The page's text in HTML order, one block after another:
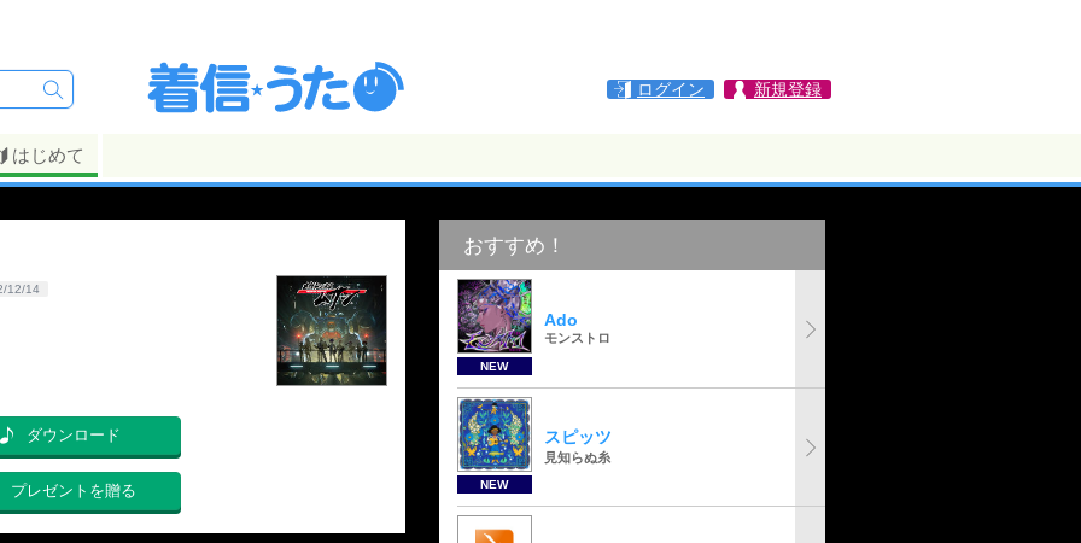
ログイン 新規登録
はじめて
12/14
ダウンロード
プレゼントを贈る
おすすめ！
NEW
Ado
モンストロ
NEW
スピッツ
見知らぬ糸